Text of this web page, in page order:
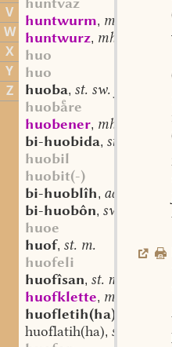
V
W
X
Y
Z
huntwurm, mhd. st. m.
huntwurz, mhd. st. f.
huo
huo
huoba, st. sw. f.
huobre
huobener, mhd. st. (?)
bi-huobida, st. f.
huobil
huobit(-)
bi-huoblîh, adj.
bi-huobôn, sw. v.
huoe
huof, st. m.
huofeli
huofîsan, st. n.
huofklette, mhd. sw. f.
huofletih(ha)
huoflatih(ha), st. sw. f.